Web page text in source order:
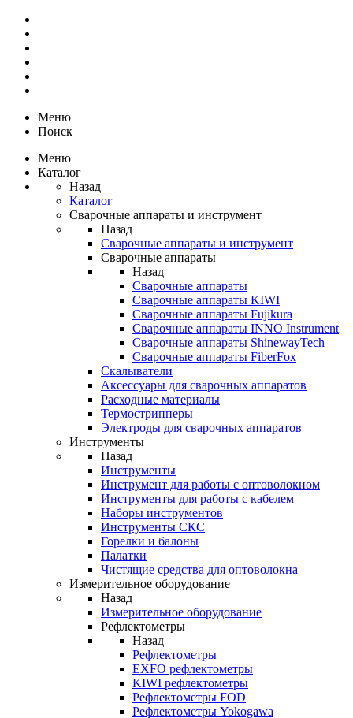
Меню
Поиск
Меню
Каталог
Назад
Каталог
Сварочные аппараты и инструмент
Назад
Сварочные аппараты и инструмент
Сварочные аппараты
Назад
Сварочные аппараты
Сварочные аппараты KIWI
Сварочные аппараты Fujikura
Сварочные аппараты INNO Instrument
Сварочные аппараты ShinewayTech
Cварочные аппараты FiberFox
Скалыватели
Аксессуары для сварочных аппаратов
Расходные материалы
Термострипперы
Электроды для сварочных аппаратов
Инструменты
Назад
Инструменты
Инструмент для работы с оптоволокном
Инструменты для работы с кабелем
Наборы инструментов
Инструменты СКС
Горелки и балоны
Палатки
Чистящие средства для оптоволокна
Измерительное оборудование
Назад
Измерительное оборудование
Рефлектометры
Назад
Рефлектометры
EXFO рефлектометры
KIWI рефлектометры
Рефлектометры FOD
Рефлектометры Yokogawa